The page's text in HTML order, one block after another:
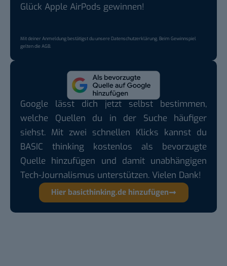
Glück Apple AirPods gewinnen!
Mit deiner Anmeldung bestätigst du unsereDatenschutzerklärung. Beim Gewinnspiel
gelten dieAGB.
Google lässt dich jetzt selbst bestimmen,
welche Quellen du in der Suche häufiger
siehst. Mit zwei schnellen Klicks kannst du
BASIC thinking kostenlos als bevorzugte
Quelle hinzufügen und damit unabhängigen
Tech-Journalismus unterstützen. Vielen Dank!
Hier basicthinking.de hinzufügen